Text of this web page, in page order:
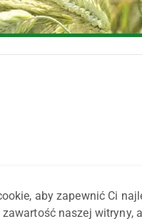
aby zapewnić Ci
naszej witryny,